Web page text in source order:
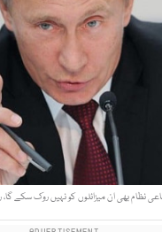
نظام بھی ان میزائلوں کو نہیں روک سکے گا،